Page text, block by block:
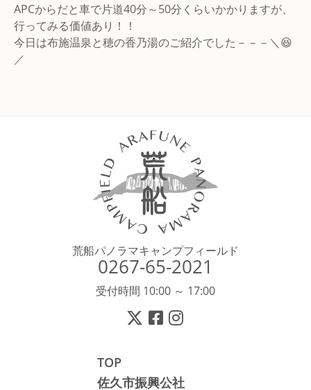
APCからだと車で片道40分～50分くらいかかりますが、
行ってみる価値あり！！
今日は布施温泉と穂の香乃湯のご紹介でした－－－＼😆
／
荒船パノラマキャンプフィールド
0267-65-2021
受付時間 10:00 ～ 17:00
TOP
佐久市振興公社